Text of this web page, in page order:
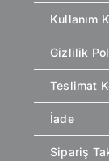
Kullanım
Gizlilik
Teslimat
İade
Sipariş